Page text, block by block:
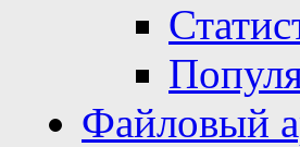
Файловый